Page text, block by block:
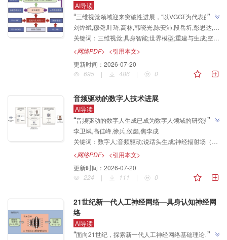
AI导读
“三维视觉领域迎来突破性进展，"以VGGT为代表的前
馈三维重建技术的突破，为空间智能提供了坚实的场景
三维理解基础"，专家探索了感知生成交互一体化架
构，为具身智能与空间智能发展奠定基础。
”
关键词： 三维视觉;具身智能;世界模型;重建与生成;空间智能
<网络PDF> <引用本文>
更新时间： 2026-07-20
695
| 486 | 0
音频驱动的数字人技术进展
AI导读
“音频驱动的数字人生成已成为数字人领域的研究热
点，"旨在建立从一维语音信号到三维视觉流的跨模态
映射"，该框架系统梳理了从二维图像生成到神经辐射
场、3D高斯溅射及扩散模型的技术演进，为解决实时
高保真数字人渲染问题提供了全面解决方案。
”
李卫斌,高佳峰,徐兵,侯彪,焦李成
关键词： 数字人;音频驱动;说话头生成;神经辐射场（NeRF）;3D高斯溅射（3DGS）;扩散模型
<网络PDF> <引用本文>
更新时间： 2026-07-20
224
| 111 | 0
21世纪新一代人工神经网络—具身认知神经网
络
AI导读
“面向21世纪，探索新一代人工神经网络基础理论、模
”